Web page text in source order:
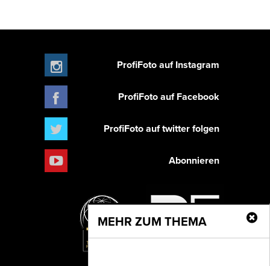
MEHR ZUM THEMA
ProfiFoto auf Instagram
ProfiFoto auf Facebook
ProfiFoto auf twitter folgen
Abonnieren